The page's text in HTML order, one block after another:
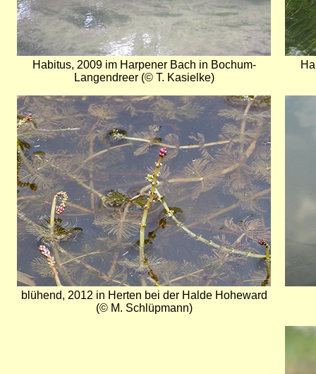
Habitus, 2009 im Harpener Bach in Bochum-
Langendreer (© T. Kasielke)
Bild
blühend, 2012 in Herten bei der Halde Hoheward
(© M. Schlüpmann)
Bild